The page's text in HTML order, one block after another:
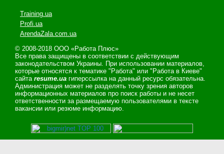
Training.ua
Profi.ua
ArendaZala.com.ua
© 2008-2018 ООО «Работа Плюс»
Все права защищены в соответствии с действующим
законодательством Украины. При использовании материалов,
которые относятся к тематике "Работа" или "Работа в Киеве"
сайта resume.ua гиперссылка на данный ресурс обязательна.
Администрация может не разделять точку зрения авторов
информационных материалов про поиск работы и не несет
ответственности за размещаемую пользователями в тексте
вакансии или резюме информацию.